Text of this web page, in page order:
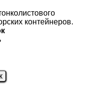
контейнеров.